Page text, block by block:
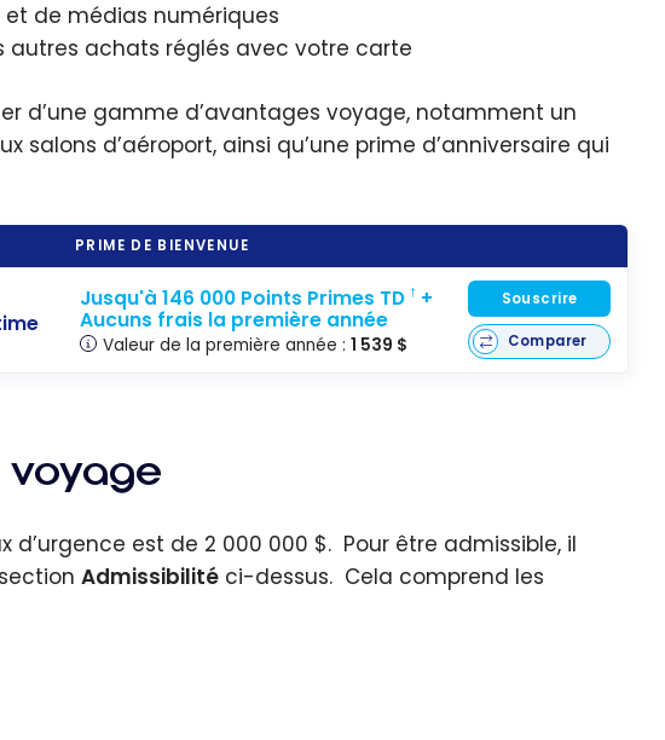
de médias numériques
autres achats réglés avec votre carte
d’une gamme d’avantages voyage, notamment un
d’aéroport, ainsi qu’une prime d’anniversaire qui
PRIME DE BIENVENUE
Jusqu'à 146 000 Points Primes TD† +
Aucuns frais la première année
Valeur de la première année :1 539 $
Souscrire
Comparer
d’urgence est de 2 000 000 $. Pour être admissible, il
Admissibilité ci-dessus. Cela comprend les